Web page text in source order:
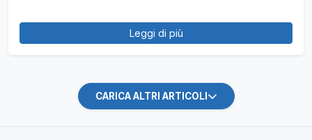
Leggi di più
CARICA ALTRI ARTICOLI